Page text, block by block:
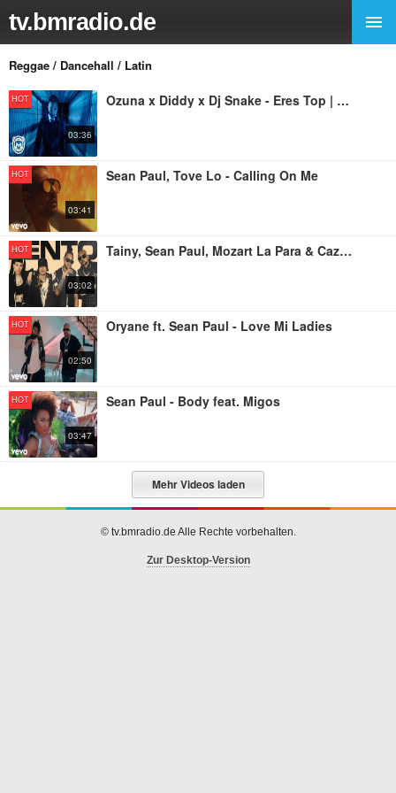
tv.bmradio.de
Reggae / Dancehall / Latin
HOT
03:36
Ozuna x Diddy x Dj Snake - Eres Top | Capítulo 4
HOT
03:41
Sean Paul, Tove Lo - Calling On Me
HOT
03:02
Tainy, Sean Paul, Mozart La Para & Cazzu - LENTO
HOT
02:50
Oryane ft. Sean Paul - Love Mi Ladies
HOT
03:47
Sean Paul - Body feat. Migos
Mehr Videos laden
© tv.bmradio.de Alle Rechte vorbehalten.
Zur Desktop-Version